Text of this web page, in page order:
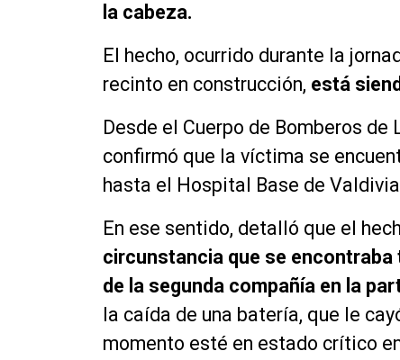
la cabeza.
El hecho, ocurrido durante la
recinto en construcción, está
Desde el Cuerpo de Bomberos de
confirmó que la víctima se
hasta el Hospital Base de
En ese sentido, detalló que el
circunstancia que se
de la segunda compañía en la
la caída de una batería, que le
momento esté en estado crítico